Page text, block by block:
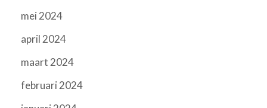
mei 2024
april 2024
maart 2024
februari 2024